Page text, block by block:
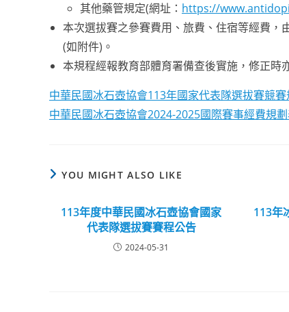
其他藥管規定(網址： https://
本次選拔賽之參賽費用、旅費、住宿等經費
(如附件)。
本規程經報教育部體育署備查後實施，修正時
中華民國冰石壺協會113年國家代表隊選拔賽競賽
中華民國冰石壺協會2024-2025國際賽事經費規
YOU MIGHT ALSO LIKE
113年度中華民國冰石壺協會國家
代表隊選拔賽賽程公告
2024-05-31
113年